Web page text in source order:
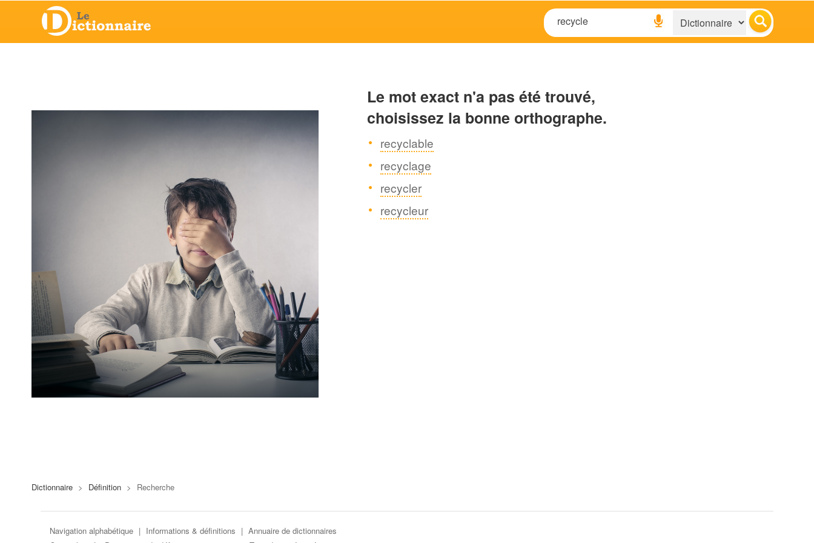
Le mot exact n'a pas été trouvé,
choisissez la bonne orthographe.
recyclable
recyclage
recycler
recycleur
Dictionnaire > Définition > Recherche
Navigation alphabétique | Informations & définitions | Annuaire de dictionnaires